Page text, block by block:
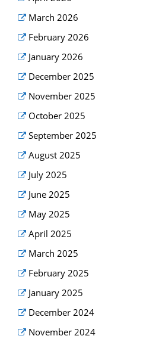
March 2026
February 2026
January 2026
December 2025
November 2025
October 2025
September 2025
August 2025
July 2025
June 2025
May 2025
April 2025
March 2025
February 2025
January 2025
December 2024
November 2024